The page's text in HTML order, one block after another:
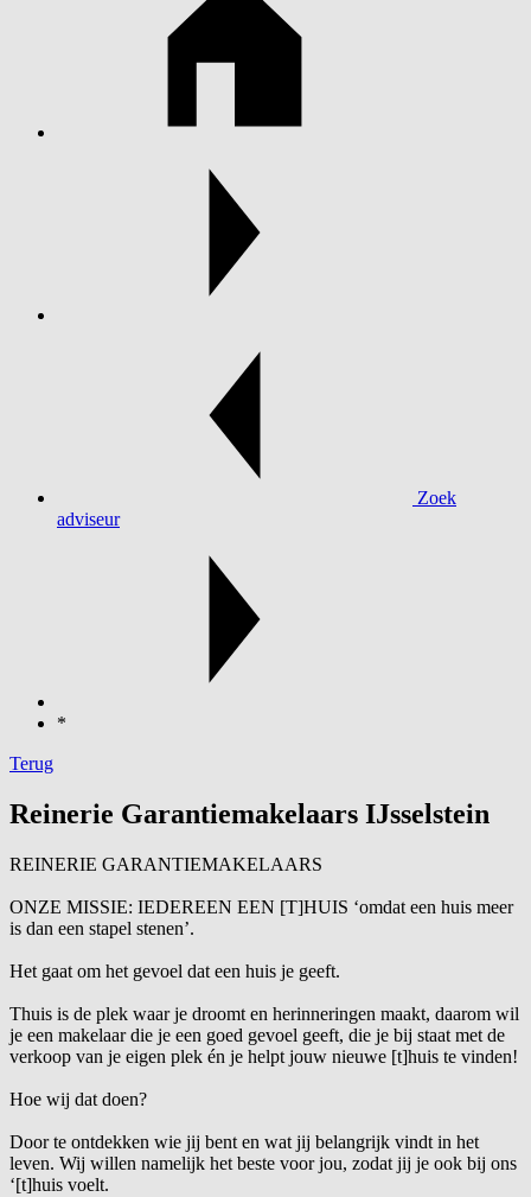
Zoek
adviseur
*
Terug
Reinerie Garantiemakelaars IJsselstein
REINERIE GARANTIEMAKELAARS
ONZE MISSIE: IEDEREEN EEN [T]HUIS ‘omdat een huis meer
is dan een stapel stenen’.
Het gaat om het gevoel dat een huis je geeft.
Thuis is de plek waar je droomt en herinneringen maakt, daarom wil
je een makelaar die je een goed gevoel geeft, die je bij staat met de
verkoop van je eigen plek én je helpt jouw nieuwe [t]huis te vinden!
Hoe wij dat doen?
Door te ontdekken wie jij bent en wat jij belangrijk vindt in het
leven. Wij willen namelijk het beste voor jou, zodat jij je ook bij ons
‘[t]huis voelt.